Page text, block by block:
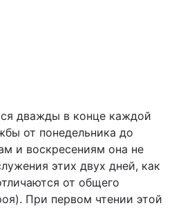
дважды в конце каждой
от понедельника до
и воскресениям она не
этих двух дней, как
от общего
При первом чтении этой